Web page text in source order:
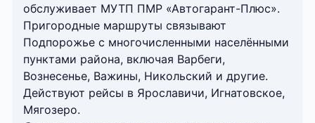
обслуживает МУТП ПМР «Автогарант-Плюс».
Пригородные маршруты связывают
Подпорожье с многочисленными населёнными
пунктами района, включая Варбеги,
Вознесенье, Важины, Никольский и другие.
Действуют рейсы в Ярославичи, Игнатовское,
Мягозеро.